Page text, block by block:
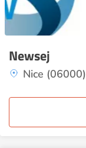
Newsej
Nice (06000)